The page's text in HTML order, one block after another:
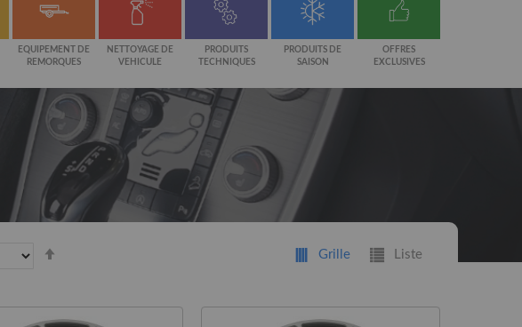
EQUIPEMENT DE
REMORQUES
NETTOYAGE DE
VEHICULE
PRODUITS
TECHNIQUES
PRODUITS DE
SAISON
OFFRES
EXCLUSIVES
Grille Liste
décroissant